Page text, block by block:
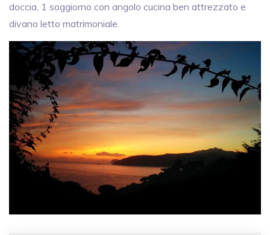
doccia, 1 soggiorno con angolo cucina ben attrezzato e
divano letto matrimoniale.